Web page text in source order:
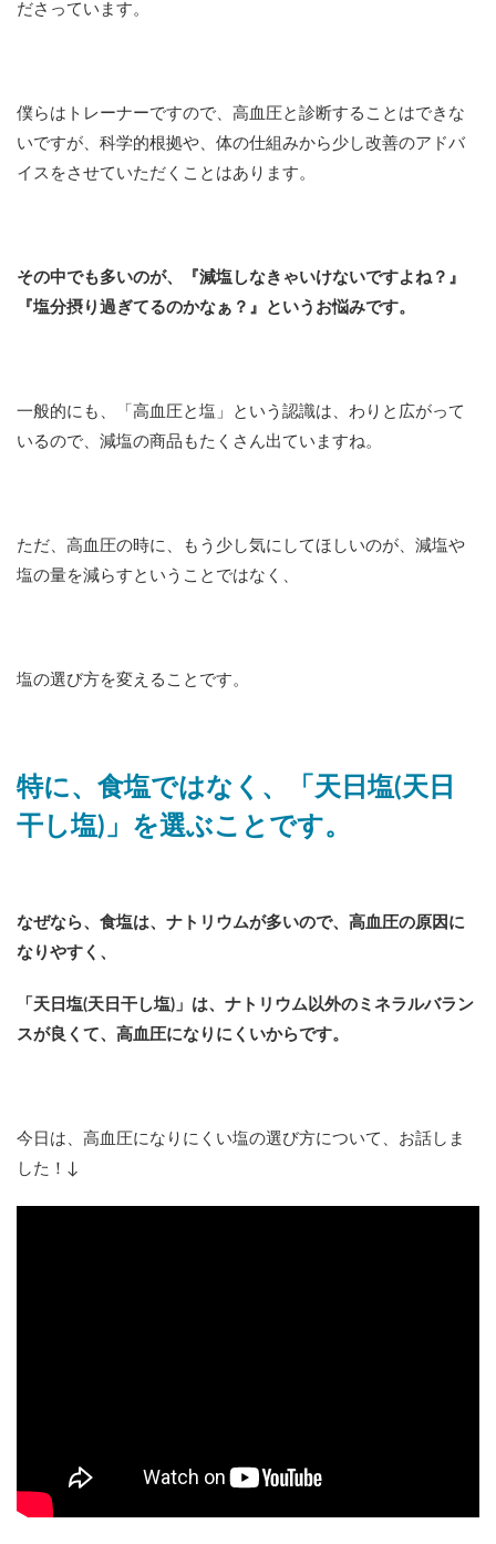
ださっています。
僕らはトレーナーですので、高血圧と診断することはできな
いですが、科学的根拠や、体の仕組みから少し改善のアドバ
イスをさせていただくことはあります。
その中でも多いのが、『減塩しなきゃいけないですよね？』
『塩分摂り過ぎてるのかなぁ？』というお悩みです。
一般的にも、「高血圧と塩」という認識は、わりと広がって
いるので、減塩の商品もたくさん出ていますね。
ただ、高血圧の時に、もう少し気にしてほしいのが、減塩や
塩の量を減らすということではなく、
塩の選び方を変えることです。
特に、食塩ではなく、「天日塩(天日
干し塩)」を選ぶことです。
なぜなら、食塩は、ナトリウムが多いので、高血圧の原因に
なりやすく、
「天日塩(天日干し塩)」は、ナトリウム以外のミネラルバラン
スが良くて、高血圧になりにくいからです。
今日は、高血圧になりにくい塩の選び方について、お話しま
した！↓